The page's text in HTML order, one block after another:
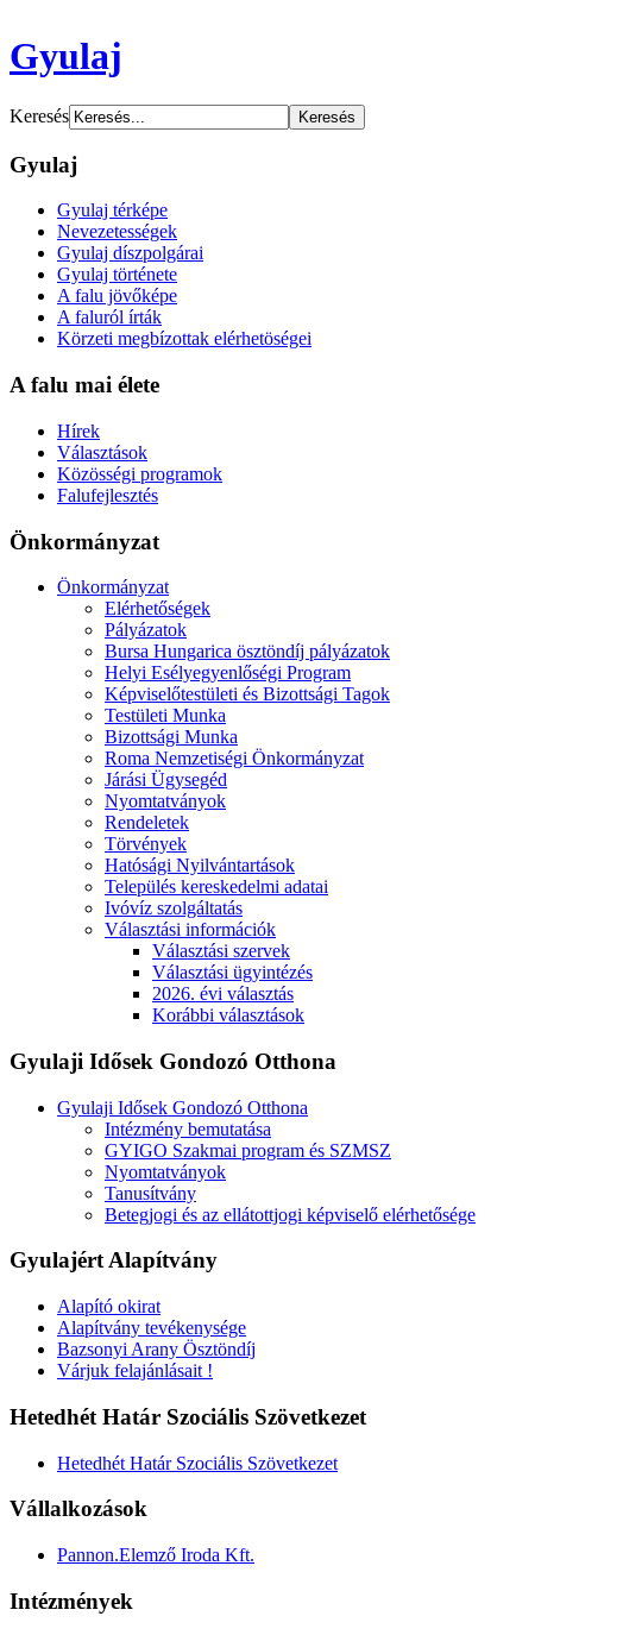
Gyulaj
Keresés
Gyulaj
Gyulaj térképe
Nevezetességek
Gyulaj díszpolgárai
Gyulaj története
A falu jövőképe
A faluról írták
Körzeti megbízottak elérhetöségei
A falu mai élete
Hírek
Választások
Közösségi programok
Falufejlesztés
Önkormányzat
Önkormányzat
Elérhetőségek
Pályázatok
Bursa Hungarica ösztöndíj pályázatok
Helyi Esélyegyenlőségi Program
Képviselőtestületi és Bizottsági Tagok
Testületi Munka
Bizottsági Munka
Roma Nemzetiségi Önkormányzat
Járási Ügysegéd
Nyomtatványok
Rendeletek
Törvények
Hatósági Nyilvántartások
Település kereskedelmi adatai
Ivóvíz szolgáltatás
Választási információk
Választási szervek
Választási ügyintézés
2026. évi választás
Korábbi választások
Gyulaji Idősek Gondozó Otthona
Gyulaji Idősek Gondozó Otthona
Intézmény bemutatása
GYIGO Szakmai program és SZMSZ
Nyomtatványok
Tanusítvány
Betegjogi és az ellátottjogi képviselő elérhetősége
Gyulajért Alapítvány
Alapító okirat
Alapítvány tevékenysége
Bazsonyi Arany Ösztöndíj
Várjuk felajánlásait !
Hetedhét Határ Szociális Szövetkezet
Hetedhét Határ Szociális Szövetkezet
Vállalkozások
Pannon.Elemző Iroda Kft.
Intézmények